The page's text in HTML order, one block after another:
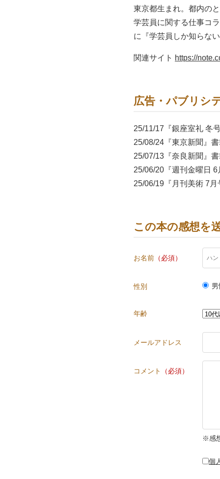
東京都生まれ。都内の
学芸員に関する仕事コ
に『学芸員しか知らな
関連サイト https://
広告・パブリシ
25/11/17『銀座室礼 冬
25/08/24『東京新聞』
25/07/13『奈良新聞』
25/06/20『週刊金曜日
25/06/19『月刊美術 7
この本の感想を
お名前 （必須）
性別
年齢
メールアドレス
コメント （必須）
※感
個